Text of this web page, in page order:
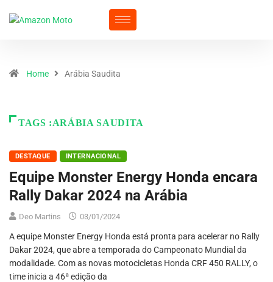
Home Arábia Saudita
TAGS :ARÁBIA SAUDITA
DESTAQUE INTERNACIONAL
Equipe Monster Energy Honda encara
Rally Dakar 2024 na Arábia
Deo Martins 03/01/2024
A equipe Monster Energy Honda está pronta para acelerar no Rally
Dakar 2024, que abre a temporada do Campeonato Mundial da
modalidade. Com as novas motocicletas Honda CRF 450 RALLY, o
time inicia a 46ª edição da